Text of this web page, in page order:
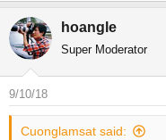
hoangle
Super Moderator
9/10/18
Cuonglamsat said: